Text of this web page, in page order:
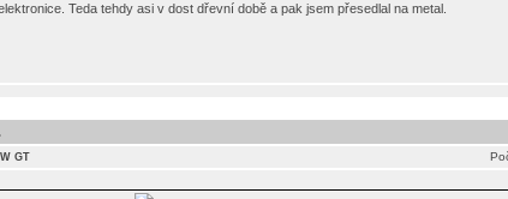
Teda tehdy asi v dost dřevní době a pak jsem přesedlal na metal.
GT